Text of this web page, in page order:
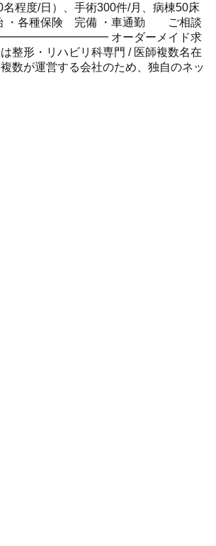
程度/日）、手術300件/月、病棟50床
・各種保険 完備 ・車通勤 ご相談
オーダーメイド求
整形・リハビリ科専門 / 医師複数名在
が運営する会社のため、独自のネッ